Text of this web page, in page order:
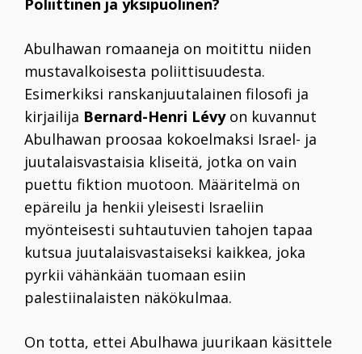
Poliittinen ja yksipuolinen?
Abulhawan romaaneja on moitittu niiden
mustavalkoisesta poliittisuudesta.
Esimerkiksi ranskanjuutalainen filosofi ja
kirjailija Bernard-Henri Lévyon kuvannut
Abulhawan proosaa kokoelmaksi Israel- ja
juutalaisvastaisia kliseitä, jotka on vain
puettu fiktion muotoon. Määritelmä on
epäreilu ja henkii yleisesti Israeliin
myönteisesti suhtautuvien tahojen tapaa
kutsua juutalaisvastaiseksi kaikkea, joka
pyrkii vähänkään tuomaan esiin
palestiinalaisten näkökulmaa.
On totta, ettei Abulhawa juurikaan käsittele